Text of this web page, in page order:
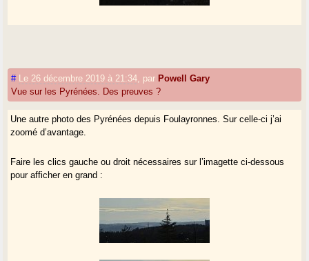
# Le 26 décembre 2019 à 21:34 par Powell Gary
Vue sur les Pyrénées. Des preuves ?
Une autre photo des Pyrénées depuis Foulayronnes. Sur celle-ci j’ai
zoomé d’avantage.
Faire les clics gauche ou droit nécessaires sur l’imagette ci-dessous
pour afficher en grand :